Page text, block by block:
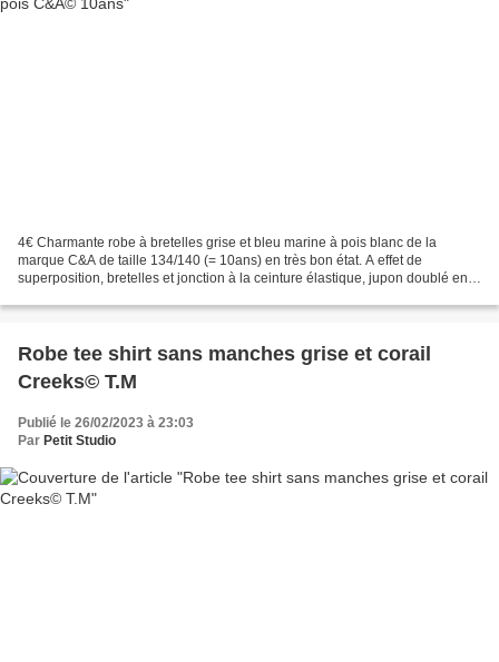
4€ Charmante robe à bretelles grise et bleu marine à pois blanc de la
marque C&A de taille 134/140 (= 10ans) en très bon état. A effet de
superposition, bretelles et jonction à la ceinture élastique, jupon doublé en
Robe tee shirt sans manches grise et corail
Creeks© T.M
Publié le 26/02/2023 à 23:03
Par Petit Studio